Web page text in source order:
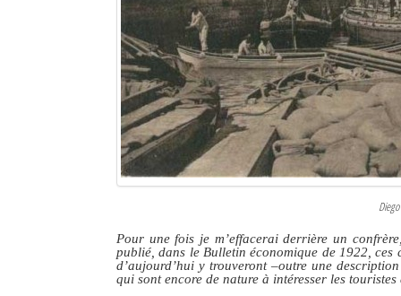
Les Petites Annonces
La Tribune de Diego en PDF
Pour une fois je m’effacerai derrière un
publié, dans le Bulletin économique de 1922, ces
d’aujourd’hui y trouveront –outre une
qui sont encore de nature à intéresser les touristes